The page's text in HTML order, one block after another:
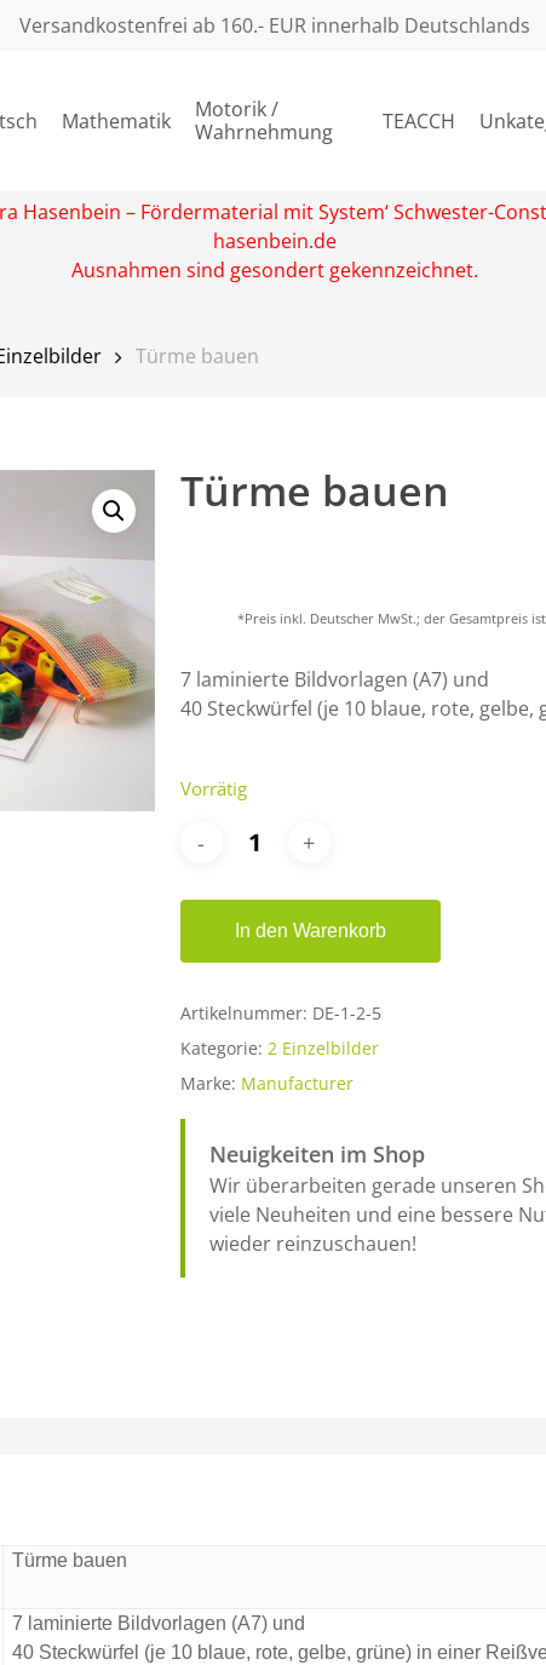
Versandkostenfrei ab 160.- EUR innerhalb Deutschlands
ESC, um zu schließen.
Mathematik
Motorik /
Wahrnehmung
TEACCH
Hasenbein – Fördermaterial mit System‘ Schwester-
hasenbein.de
Ausnahmen sind gesondert gekennzeichnet.
Türme bauen
Türme bauen
*Preis inkl. Deutscher MwSt.; der Gesamtpreis
7 laminierte Bildvorlagen (A7) und
40 Steckwürfel (je 10 blaue, rote,
Vorrätig
In den Warenkorb
Artikelnummer: DE-1-2-5
Kategorie: 2 Einzelbilder
Marke: Manufacturer
Neuigkeiten im Shop
Wir überarbeiten gerade unseren
viele Neuheiten und eine bessere
wieder reinzuschauen!
Türme bauen
7 laminierte Bildvorlagen (A7) und
40 Steckwürfel (je 10 blaue, rote, gelbe, grüne) in einer